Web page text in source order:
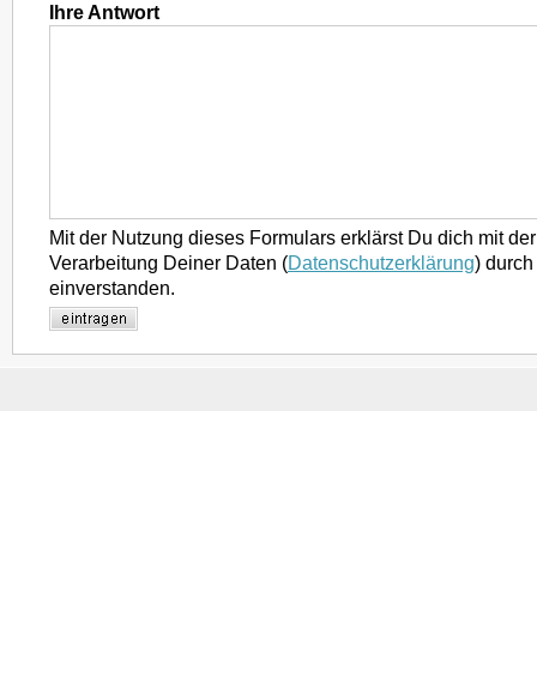
Ihre Antwort
Mit der Nutzung dieses Formulars erklärst Du dich mit
Verarbeitung Deiner Daten (Datenschutzerklärung)
einverstanden.